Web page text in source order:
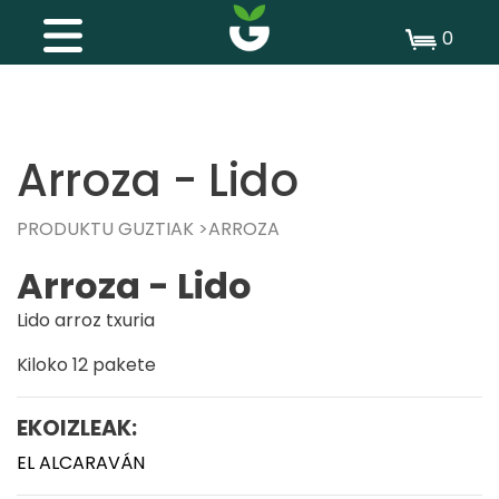
0
Arroza - Lido
PRODUKTU GUZTIAK ARROZA
Arroza - Lido
Lido arroz txuria
Kiloko 12 pakete
EKOIZLEAK:
EL ALCARAVÁN